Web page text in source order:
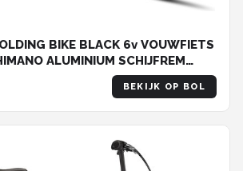
BIKE BLACK 6v VOUWFIETS
ALUMINIUM SCHIJFREM
BEKIJK OP BOL